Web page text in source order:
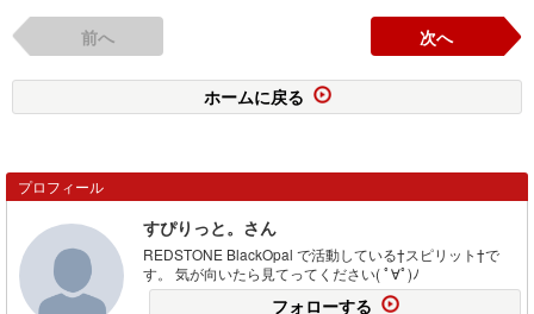
前へ 次へ
ホームに戻る
プロフィール
すぴりっと。さん
REDSTONE BlackOpal で活動している†スピリット†で
す。 気が向いたら見てってください( ﾟ∀ﾟ)ﾉ
フォローする